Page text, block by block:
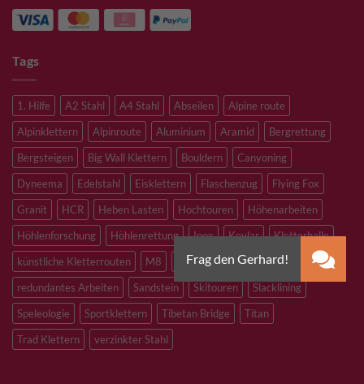
Tags
1. Hilfe A2 Stahl A4 Stahl Abseilen
Alpine route
Alpinklettern
Alpinroute Aluminium Aramid
Bergrettung
Bergsteigen
Big Wall Klettern Bouldern
Canyoning
Dyneema
Edelstahl Eisklettern Flaschenzug
Flying Fox
Granit
HCR Heben Lasten Hochtouren
Höhenarbeiten
Höhlenforschung
Höhlenrettung Inox Kevlar
Kletterhalle
künstliche Kletterrouten
M8 M10 M12 Notfall
PLX
redundantes Arbeiten
Sandstein Skitouren
Slacklining
Speleologie
Sportklettern Tibetan Bridge
Titan
Trad Klettern
verzinkter Stahl